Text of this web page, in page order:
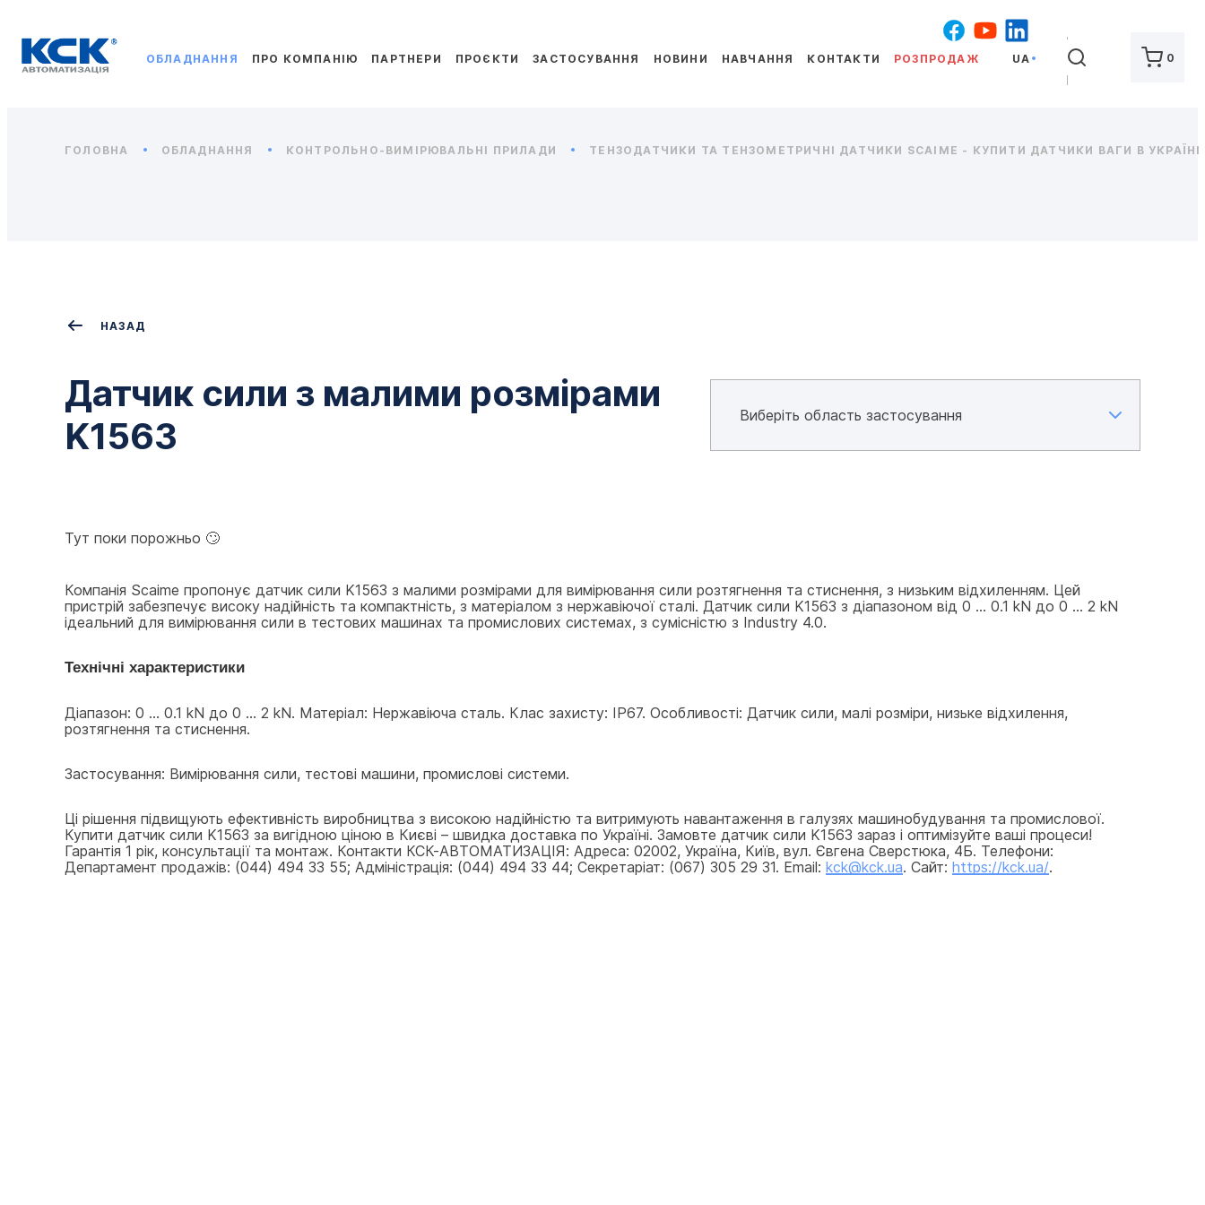
ОБЛАДНАННЯ ПРО КОМПАНІЮ ПАРТНЕРИ ПРОЄКТИ ЗАСТОСУВАННЯ НОВИНИ НАВЧАННЯ КОНТАКТИ РОЗПРОДАЖ UA ШУКАТИ 0
ГОЛОВНА ОБЛАДНАННЯ КОНТРОЛЬНО-ВИМІРЮВАЛЬНІ ПРИЛАДИ ТЕНЗОДАТЧИКИ ТА ТЕНЗОМЕТРИЧНІ ДАТЧИКИ SCAIME - КУПИТИ ДАТЧИКИ ВАГИ В
НАЗАД
Датчик сили з малими розмірами
K1563
Тут поки порожньо 🙄
Компанія Scaime пропонує датчик сили K1563 з малими розмірами для вимірювання сили розтягнення та стиснення, з низьким відхиленням. Цей
пристрій забезпечує високу надійність та компактність, з матеріалом з нержавіючої сталі. Датчик сили K1563 з діапазоном від 0 ... 0.1 kN до 0 ... 2 kN
ідеальний для вимірювання сили в тестових машинах та промислових системах, з сумісністю з Industry 4.0.
Технічні характеристики
Діапазон: 0 ... 0.1 kN до 0 ... 2 kN. Матеріал: Нержавіюча сталь. Клас захисту: IP67. Особливості: Датчик сили, малі розміри, низьке відхилення,
розтягнення та стиснення.
Застосування: Вимірювання сили, тестові машини, промислові системи.
Ці рішення підвищують ефективність виробництва з високою надійністю та витримують навантаження в галузях машинобудування та промислової.
Купити датчик сили K1563 за вигідною ціною в Києві – швидка доставка по Україні. Замовте датчик сили K1563 зараз і оптимізуйте ваші процеси!
Гарантія 1 рік, консультації та монтаж. Контакти КСК-АВТОМАТИЗАЦІЯ: Адреса: 02002, Україна, Київ, вул. Євгена Сверстюка, 4Б. Телефони:
Департамент продажів: (044) 494 33 55; Адміністрація: (044) 494 33 44; Секретаріат: (067) 305 29 31. Email: kck@kck.ua. Сайт: https://kck.ua/.